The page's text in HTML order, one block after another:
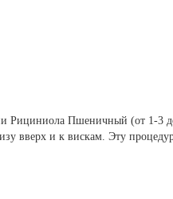
Рициниола Пшеничный (от 1-3
вверх и к вискам. Эту